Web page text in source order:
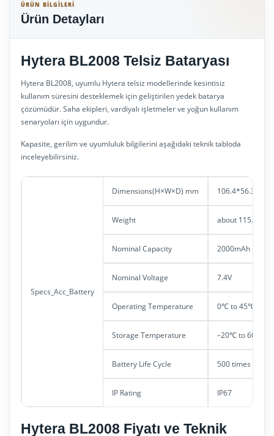
ÜRÜN BILGILERI
Ürün Detayları
Hytera BL2008 Telsiz Bataryası
Hytera BL2008, uyumlu Hytera telsiz modellerinde kesintisiz
kullanım süresini desteklemek için geliştirilen yedek batarya
çözümüdür. Saha ekipleri, vardiyalı işletmeler ve yoğun kullanım
senaryoları için uygundur.
Kapasite, gerilim ve uyumluluk bilgilerini aşağıdaki teknik tabloda
inceleyebilirsiniz.
Specs_Acc_Battery
Dimensions(H×W×D) mm
Weight about 115.0g
Nominal Capacity 2000mAh
Nominal Voltage 7.4V
Operating Temperature 0℃ to
Storage Temperature –20℃ to 60℃
Battery Life Cycle 500 times
IP Rating IP67
Hytera BL2008 Fiyatı ve Teknik